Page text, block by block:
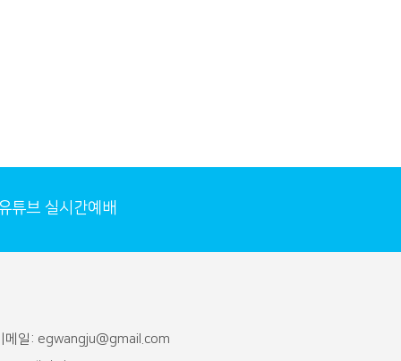
튜브 실시간예배
일: egwangju@gmail.com